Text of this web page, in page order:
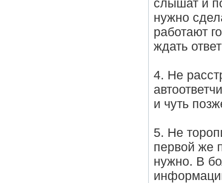
слышат и
нужно
работают
ждать
4. Не
и чуть
5. Не
первой же
нужно. В